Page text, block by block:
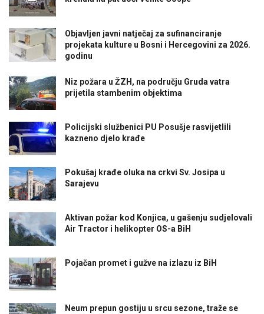
Objavljen javni natječaj za sufinanciranje
projekata kulture u Bosni i Hercegovini za 2026.
godinu
Niz požara u ŽZH, na području Gruda vatra
prijetila stambenim objektima
Policijski službenici PU Posušje rasvijetlili
kazneno djelo krađe
Pokušaj krađe oluka na crkvi Sv. Josipa u
Sarajevu
Aktivan požar kod Konjica, u gašenju sudjelovali
Air Tractor i helikopter OS-a BiH
Pojačan promet i gužve na izlazu iz BiH
Neum prepun gostiju u srcu sezone, traže se